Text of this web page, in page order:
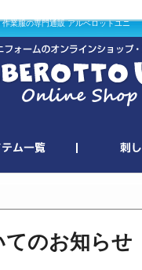
作業服の専門通販 アルベロットユニ
てのお知らせ